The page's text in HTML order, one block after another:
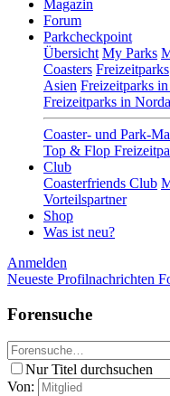
Magazin
Forum
Parkcheckpoint
Übersicht My Parks
Coasters Freizeitparks
Asien Freizeitparks
Freizeitparks in
Coaster- und Park-
Top & Flop
Club
Coasterfriends Club
Vorteilspartner
Shop
Was ist neu?
Anmelden
Neueste Profilnachrichten
Forensuche
Nur Titel durchsuchen
Von: